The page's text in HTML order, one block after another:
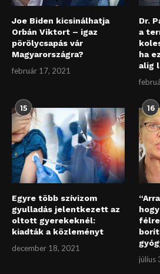
Joe Biden kicsinálhatja
Orbán Viktort – igaz
pörölycsapás vár
Magyarországra?
február 17, 2021
Dr.
a
ha
alig
15
Egyre több szívizom
gyulladás jelentkezett az
oltott gyerekeknél:
kiadták a közleményt
december 18, 2021
16
hogy
július